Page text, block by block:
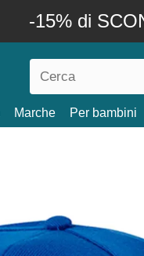
-15% di
Marche Per bambini